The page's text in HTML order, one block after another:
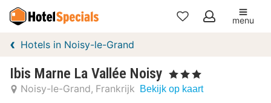
Mijn
menu
Hotels in Noisy-le-Grand
Ibis Marne La Vallée Noisy , 3 Sterren
Noisy-le-Grand Frankrijk Bekijk op kaart